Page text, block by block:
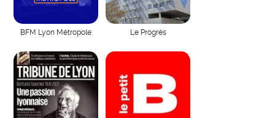
BFM Lyon Métropole Le Progrès